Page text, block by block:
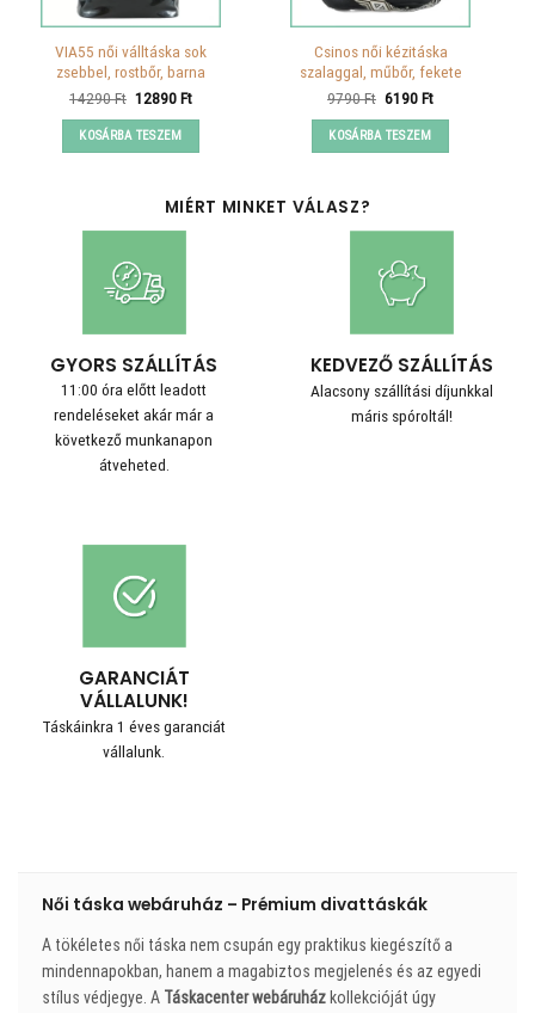
VIA55 női válltáska sok
zsebbel, rostbőr, barna
14290Ft Original
was:
14290 Ft.
12890FtCurrent
KOSÁRBA TESZEM
Csinos női kézitáska
szalaggal, műbőr, fekete
9790Ft Original
was:
9790 Ft.
6190FtCurrent
KOSÁRBA TESZEM
MIÉRT MINKET VÁLASZ?
GYORS SZÁLLÍTÁS
11:00 óra előtt leadott
rendeléseket akár már a
következő munkanapon
átveheted.
KEDVEZŐ SZÁLLÍTÁS
Alacsony szállítási díjunkkal
máris spóroltál!
GARANCIÁT
VÁLLALUNK!
Táskáinkra 1 éves garanciát
vállalunk.
Női táska webáruház – Prémium divattáskák
A tökéletes női táska nem csupán egy praktikus kiegészítő a
mindennapokban, hanem a magabiztos megjelenés és az egyedi
stílus védjegye. A Táskacenter webáruház kollekcióját úgy